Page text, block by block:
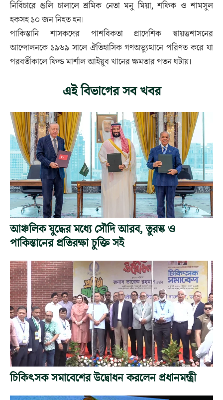
নির্বিচারে গুলি চালালে শ্রমিক নেতা মনু মিয়া, শফিক ও শামসুল
হকসহ ১০ জন নিহত হন।
পাকিস্তানি শাসকদের পাশবিকতা প্রাদেশিক স্বায়ত্তশাসনের
আন্দোলনকে ১৯৬৯ সালে ঐতিহাসিক গণঅভ্যুত্থানে পরিণত করে যা
পরবর্তীকালে ফিল্ড মার্শাল আইয়ুব খানের ক্ষমতার পতন ঘটায়।
এই বিভাগের সব খবর
আঞ্চলিক যুদ্ধের মধ্যে সৌদি আরব, তুরস্ক ও
পাকিস্তানের প্রতিরক্ষা চুক্তি সই
চিকিৎসক সমাবেশের উদ্বোধন করলেন প্রধানমন্ত্রী